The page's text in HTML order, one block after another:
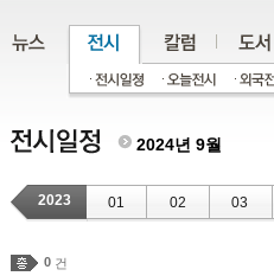
2024년 9월
2023 01 02 03
0 건